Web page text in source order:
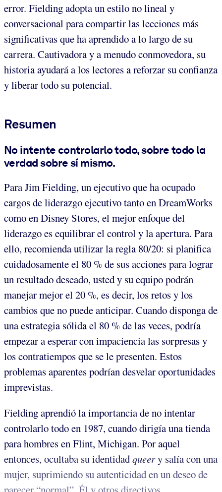
error. Fielding adopta un estilo no lineal y
conversacional para compartir las lecciones más
significativas que ha aprendido a lo largo de su
carrera. Cautivadora y a menudo conmovedora, su
historia ayudará a los lectores a reforzar su confianza
y liberar todo su potencial.
Resumen
No intente controlarlo todo, sobre todo la
verdad sobre sí mismo.
Para Jim Fielding, un ejecutivo que ha ocupado
cargos de liderazgo ejecutivo tanto en DreamWorks
como en Disney Stores, el mejor enfoque del
liderazgo es equilibrar el control y la apertura. Para
ello, recomienda utilizar la regla 80/20: si planifica
cuidadosamente el 80 % de sus acciones para lograr
un resultado deseado, usted y su equipo podrán
manejar mejor el 20 %, es decir, los retos y los
cambios que no puede anticipar. Cuando disponga de
una estrategia sólida el 80 % de las veces, podría
empezar a esperar con impaciencia las sorpresas y
los contratiempos que se le presenten. Estos
problemas aparentes podrían desvelar oportunidades
imprevistas.
Fielding aprendió la importancia de no intentar
controlarlo todo en 1987, cuando dirigía una tienda
para hombres en Flint, Michigan. Por aquel
entonces, ocultaba su identidadqueery salía con una
mujer, suprimiendo su autenticidad en un deseo de